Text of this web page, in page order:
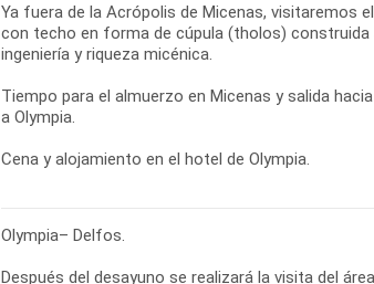
Ya fuera de la Acrópolis de Micenas, visitaremos
con techo en forma de cúpula (tholos) construida
ingeniería y riqueza micénica.
Tiempo para el almuerzo en Micenas y salida
a Olympia.
Cena y alojamiento en el hotel de Olympia.
Olympia– Delfos.
Después del desayuno se realizará la visita del